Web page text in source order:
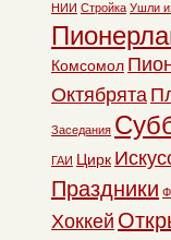
НИИ Стройка Ушли
Комсомол
Октябрята
Заседания
ГАИ Цирк
Праздники
Хоккей